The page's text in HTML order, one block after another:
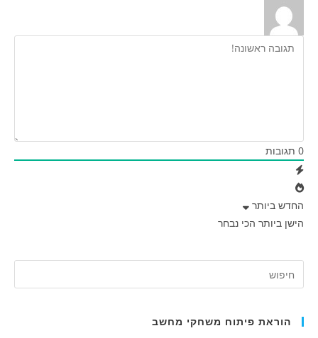
0 תגובות
החדש ביותר
הישן ביותר הכי נבחר
הוראת פיתוח משחקי מחשב